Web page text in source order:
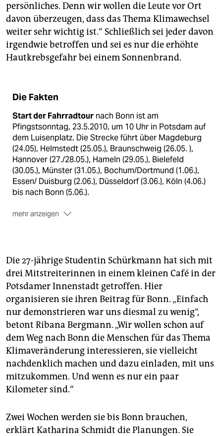
persönliches. Denn wir wollen die Leute vor Ort
davon überzeugen, dass das Thema Klimawechsel
weiter sehr wichtig ist.“ Schließlich sei jeder davon
irgendwie betroffen und sei es nur die erhöhte
Hautkrebsgefahr bei einem Sonnenbrand.
Die Fakten
Start der Fahrradtour nach Bonn ist am
Pfingstsonntag, 23.5.2010, um 10 Uhr in Potsdam auf
dem Luisenplatz. Die Strecke führt über Magdeburg
(24.05), Helmstedt (25.05.), Braunschweig (26.05. ),
Hannover (27./28.05.), Hameln (29.05.), Bielefeld
(30.05.), Münster (31.05.), Bochum/Dortmund (1.06.),
Essen/ Duisburg (2.06.), Düsseldorf (3.06.), Köln (4.06.)
bis nach Bonn (5.06.).
mehr anzeigen
www.klimarad.org
bzw. unter der Email
klimarad@riseup.net. Auf der gesamten Strecke
können Radler jederzeit zu der Fahrradtruppe
hinzukommen und so viele Kilometer mitfahren, wie
sie möchten.
***
Am Samstag (5.6.) wird es in Bonn um 13 Uhr auf dem
Kaiserplatz eine
Großdemo gegen die Untätigkeit der
Industriestaaten im Klimaschutz geben.
***
Klimazwischenverhandlung in Bonn:
Klimazwischenverhandlungen des UNFCCC (United
Nations Framework Convention on Climate Change)
Die 27-jährige Studentin Schürkmann hat sich mit
drei Mitstreiterinnen in einem kleinen Café in der
Potsdamer Innenstadt getroffen. Hier
organisieren sie ihren Beitrag für Bonn. „Einfach
nur demonstrieren war uns diesmal zu wenig“,
betont Ribana Bergmann. „Wir wollen schon auf
dem Weg nach Bonn die Menschen für das Thema
Klimaveränderung interessieren, sie vielleicht
nachdenklich machen und dazu einladen, mit uns
mitzukommen. Und wenn es nur ein paar
Kilometer sind.“
Zwei Wochen werden sie bis Bonn brauchen,
erklärt Katharina Schmidt die Planungen. Sie